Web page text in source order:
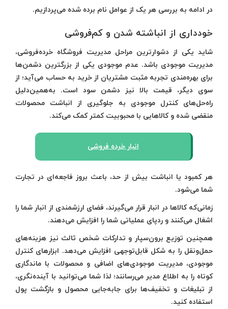
در ادامه به بررسی هر یک از عوامل نام برده شده می‌پردازیم.
خودداری از انباشته شدن و کم‌فروشی
شاید یکی از دشوارترین مراحل مدیریت فروشگاه‌ خرده‌فروشی،
مدیریت موجودی باشد. عدم موجودی یکی از بزرگترین دشمن‌ها
برای بهره‌مندی تجربه مثبت مشتریان از خرید به حساب می‌آید؛ از
سوی دیگر، قیمت بالا نیز دشمن سود است. به‌همین‌دلیل
راه‌‌حل‌های کنترل موجودی به جلوگیری از انباشت محصولات
منقضی شده و کالاهایی با محبوبیت کمتر کمک می‌کند.
انبار خرده فروشی
هر کمبود یا انباشت بیش از حد، باعث بروز فاجعه‌ای در تجارت
شما می‌شود.
زمانی‌که کالاها در انبار قرار می‌گیرند، فضای ارزشمندی از انبار شما را
اشغال می‌کنند و ردپای عملیاتی شما را افزایش می‌دهند.
همچنین توزیع برون‌سپار و تدارکات شخص ثالث نیز هزینه‌های
حمل‌ونقل را به شکل قابل‌توجهی افزایش می‌دهد. ابزارهای کنترل
موجودی، مدیریت موجودی‌های اضافی و محصولات با ماندگاری
کوتاه را به اطلاع مدیر می‌رسانند؛ لذا شما می‌توانید با آینده‌نگری،
از تبلیغات و تخفیف‌ها برای جابه‌جایی محصول و بازگشت پول
استفاده کنید.